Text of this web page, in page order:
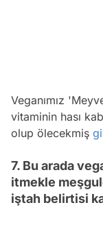
Veganımız
vitaminin hası
olup ölecekmiş
7. Bu arada
itmekle
iştah belirtisi